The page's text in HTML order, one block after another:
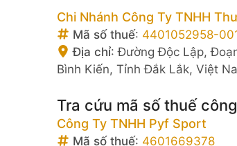
Chi Nhánh Công Ty TNHH
Mã số thuế: 4401052958-
Địa chỉ:Đường Độc Lập,
Bình Kiến, Tỉnh Đắk Lắk, Việt
Tra cứu mã số thuế
Công Ty TNHH Pyf Sport
Mã số thuế: 4601669378